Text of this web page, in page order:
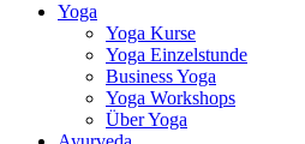
Yoga
Yoga Kurse
Yoga Einzelstunde
Business Yoga
Yoga Workshops
Über Yoga